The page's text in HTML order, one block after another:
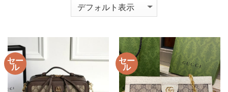
セー
ル
セー
ル